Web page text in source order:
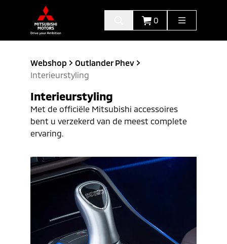
0
Webshop
Outlander Phev
Interieurstyling
Interieurstyling
Met de officiële Mitsubishi accessoires
bent u verzekerd van de meest complete
ervaring.